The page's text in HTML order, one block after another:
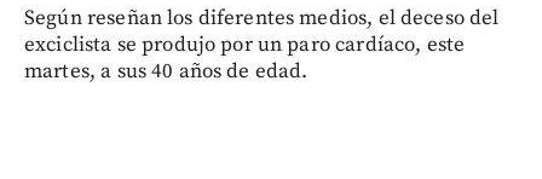
Según reseñan los diferentes medios, el deceso del
exciclista se produjo por un paro cardíaco, este
martes, a sus 40 años de edad.